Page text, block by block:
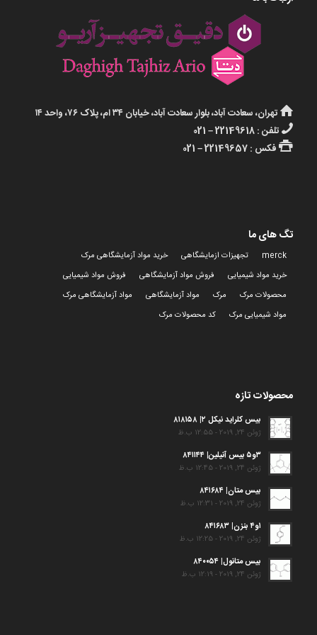
تهران، سعادت آباد، بلوار سعادت آباد، خیابان ۳۴ ام، پلاک ۷۶، واحد ۱۴
تلفن : 22149618 – 021
فکس : 22149657 – 021
تگ های ما
merck تجهیزات ازمایشگاهی
خرید مواد آزمایشگاهی مرک
خرید مواد شیمیایی
فروش مواد آزمایشگاهی
فروش مواد شیمیایی
محصولات مرک
مرک مواد آزمایشگاهی
مواد آزمایشگاهی مرک
مواد شیمیایی مرک
کد محصولات مرک
محصولات تازه
بیس کلراید نیکل ۲| ۸۱۸۱۵۸
ژوئن 24, 2019 - 12:55 ب.ظ
۳و۵ بیس آنیلین| ۸۴۱۱۴۴
ژوئن 24, 2019 - 12:45 ب.ظ
بیس متان| ۸۴۱۶۸۴
ژوئن 24, 2019 - 12:31 ب.ظ
۱و۴ بنزن| ۸۴۱۶۸۳
ژوئن 24, 2019 - 12:25 ب.ظ
بیس متانول| ۸۴۰۰۵۴
ژوئن 24, 2019 - 12:19 ب.ظ